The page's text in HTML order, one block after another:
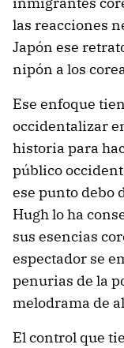
las reacciones
Japón ese
nipón a los
Ese enfoque
occidentalizar
historia para
público
ese punto debo
Hugh lo ha
sus esencias
espectador se
penurias de la
melodrama de
El control que